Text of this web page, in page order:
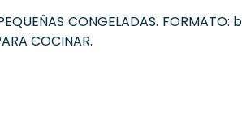
CONGELADAS. FORMATO:
COCINAR.